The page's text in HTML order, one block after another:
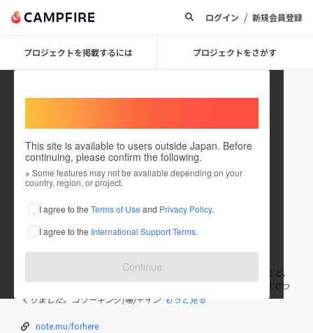
ログイン / 新規会員登録
プロジェクトを掲載するには プロジェクトをさがす
This site is available to users outside Japan. Before
continuing, please confirm the following.
※ Some features may not be available depending on your
country, region, or project.
I agree to the Terms of Use and Privacy Policy.
I agree to the International Support Terms.
Continue
forhere
これまでに8回支援して1件のプロジェクトを投稿しています
在住国：日本 現在地：茨城県
出身国：日本 出身地：茨城県
合同会社for here 2018年6月設立！ 本プロジェクト発起人ほりしたと、
コワーキングを立ち上げるためにつくばに移住したえもとのふたりでつ
くりました。コワーキング(場)＋イン もっと見る
note.mu/forhere